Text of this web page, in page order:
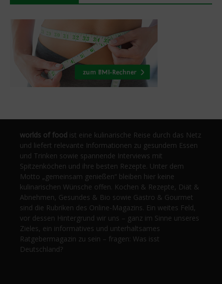
worlds of food ist eine kulinarische Reise durch das Netz
und liefert relevante Informationen zu gesundem Essen
und Trinken sowie spannende Interviews mit
Spitzenköchen und ihre besten Rezepte. Unter dem
Motto „gemeinsam genießen“ bleiben hier keine
kulinarischen Wünsche offen. Kochen & Rezepte, Diät &
Abnehmen, Gesundes & Bio sowie Gastro & Gourmet
sind die Rubriken des Online-Magazins. Ein weites Feld,
vor dessen Hintergrund wir uns – ganz im Sinne unseres
Zieles, ein informatives und unterhaltsames
Ratgebermagazin zu sein – fragen: Was isst
Deutschland?